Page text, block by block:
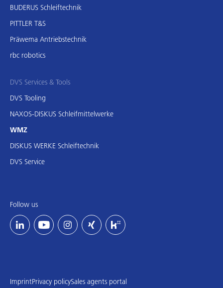
BUDERUS Schleiftechnik
PITTLER T&S
Präwema Antriebstechnik
rbc robotics
DVS Services & Tools
DVS Tooling
NAXOS-DISKUS Schleifmittelwerke
WMZ
DISKUS WERKE Schleiftechnik
DVS Service
Follow us
ImprintPrivacy policySales agents portal